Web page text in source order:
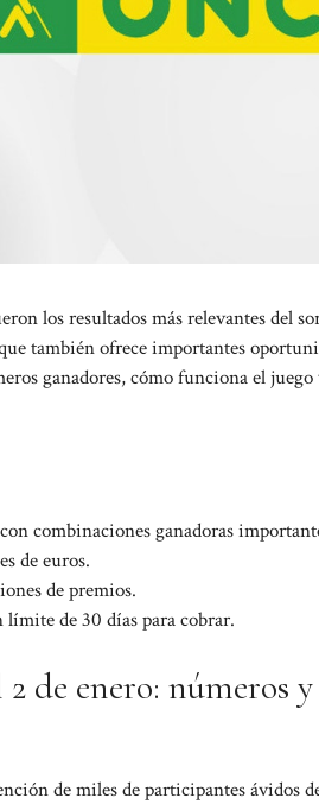
los resultados más relevantes del
también ofrece importantes
ganadores, cómo funciona el juego
combinaciones ganadoras
de euros.
de premios.
de 30 días para cobrar.
de enero: números
de miles de participantes ávidos